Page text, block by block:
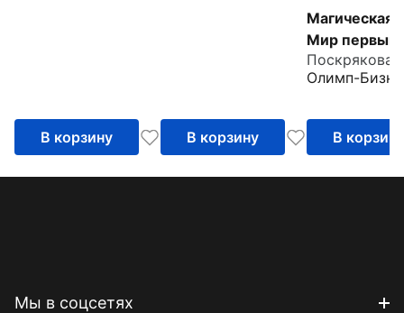
В корзину В корзину
Магическая
Мир первый
Поскрякова
Олимп-
В корзину
Мы в соцсетях